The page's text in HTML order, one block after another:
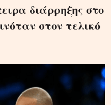
διάρρηξης στο
στον τελικό